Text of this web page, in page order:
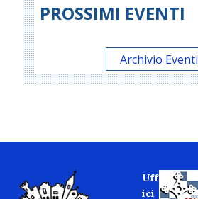
PROSSIMI EVENTI
Archivio Eventi
Uff
ici